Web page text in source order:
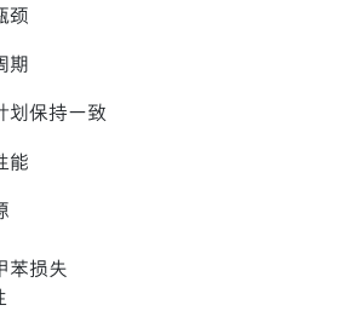
颈
划保持一致
苯损失